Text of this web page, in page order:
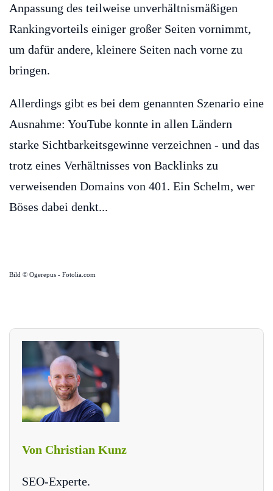
Anpassung des teilweise unverhältnismäßigen
Rankingvorteils einiger großer Seiten vornimmt,
um dafür andere, kleinere Seiten nach vorne zu
bringen.
Allerdings gibt es bei dem genannten Szenario eine
Ausnahme: YouTube konnte in allen Ländern
starke Sichtbarkeitsgewinne verzeichnen - und das
trotz eines Verhältnisses von Backlinks zu
verweisenden Domains von 401. Ein Schelm, wer
Böses dabei denkt...
Bild © Ogerepus - Fotolia.com
Von Christian Kunz
SEO-Experte.